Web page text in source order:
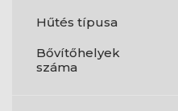
Hűtés típusa
Bővítőhelyek
száma